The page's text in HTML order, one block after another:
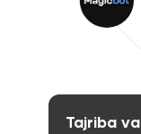
Tajriba